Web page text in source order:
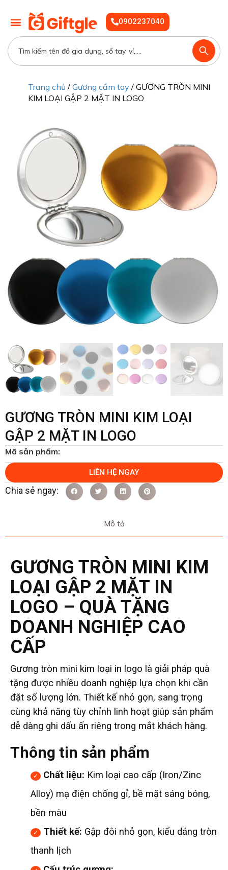
0902237040
Trang chủ / Gương cầm tay / GƯƠNG TRÒN MINI
KIM LOẠI GẬP 2 MẶT IN LOGO
GƯƠNG TRÒN MINI KIM LOẠI
GẬP 2 MẶT IN LOGO
Mã sản phẩm:
LIÊN HỆ NGAY
Mô tả
GƯƠNG TRÒN MINI KIM
LOẠI GẬP 2 MẶT IN
LOGO – QUÀ TẶNG
DOANH NGHIỆP CAO
CẤP
Gương tròn mini kim loại in logo là giải pháp quà
tặng được nhiều doanh nghiệp lựa chọn khi cần
đặt số lượng lớn. Thiết kế nhỏ gọn, sang trọng
cùng khả năng tùy chỉnh linh hoạt giúp sản phẩm
dễ dàng ghi dấu ấn riêng trong mắt khách hàng.
Thông tin sản phẩm
Chất liệu: Kim loại cao cấp (Iron/Zinc
Alloy) mạ điện chống gỉ, bề mặt sáng bóng,
bền màu
Thiết kế: Gập đôi nhỏ gọn, kiểu dáng tròn
thanh lịch